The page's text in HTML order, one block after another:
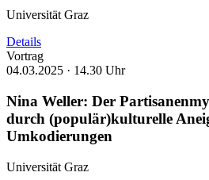
Universität Graz
Details
Vortrag
04.03.2025 · 14.30 Uhr
Nina Weller: Der
durch (populär)kulturelle
Umkodierungen
Universität Graz